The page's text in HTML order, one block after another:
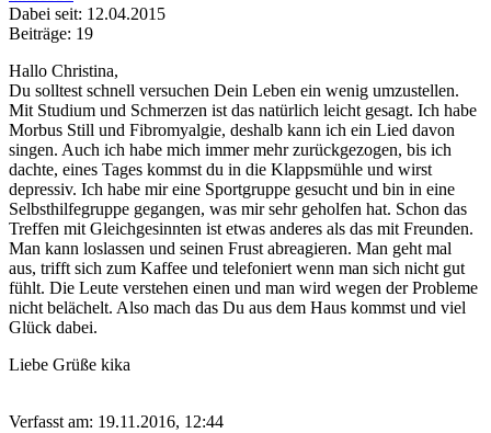
Dabei seit: 12.04.2015
Beiträge: 19
Hallo Christina,
Du solltest schnell versuchen Dein Leben ein wenig umzustellen.
Mit Studium und Schmerzen ist das natürlich leicht gesagt. Ich habe
Morbus Still und Fibromyalgie, deshalb kann ich ein Lied davon
singen. Auch ich habe mich immer mehr zurückgezogen, bis ich
dachte, eines Tages kommst du in die Klappsmühle und wirst
depressiv. Ich habe mir eine Sportgruppe gesucht und bin in eine
Selbsthilfegruppe gegangen, was mir sehr geholfen hat. Schon das
Treffen mit Gleichgesinnten ist etwas anderes als das mit Freunden.
Man kann loslassen und seinen Frust abreagieren. Man geht mal
aus, trifft sich zum Kaffee und telefoniert wenn man sich nicht gut
fühlt. Die Leute verstehen einen und man wird wegen der Probleme
nicht belächelt. Also mach das Du aus dem Haus kommst und viel
Glück dabei.
Liebe Grüße kika
Verfasst am: 19.11.2016, 12:44